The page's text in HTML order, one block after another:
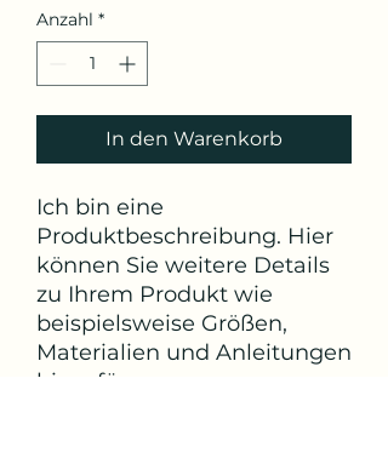
Anzahl *
In den Warenkorb
Ich bin eine
Produktbeschreibung. Hier
können Sie weitere Details
zu Ihrem Produkt wie
beispielsweise Größen,
Materialien und Anleitungen
hinzufügen.